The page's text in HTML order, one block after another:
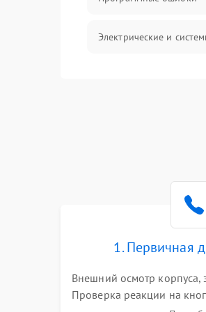
Электрические и
Система охлаждения
1. Первичная
Внешний осмотр корпуса,
Проверка реакции на